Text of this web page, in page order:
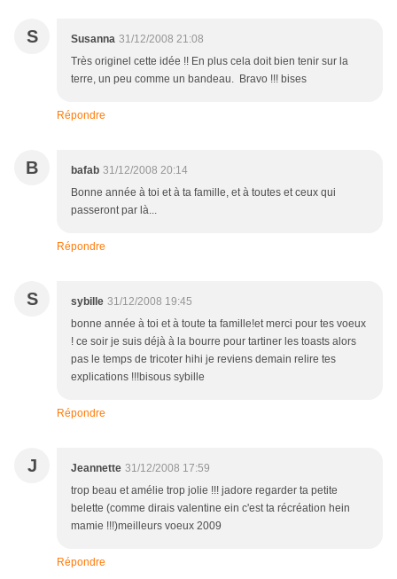
S Susanna 31/12/2008 21:08
Très originel cette idée !! En plus cela doit bien tenir sur la
terre, un peu comme un bandeau. Bravo !!! bises
Répondre
B bafab 31/12/2008 20:14
Bonne année à toi et à ta famille, et à toutes et ceux qui
passeront par là...
Répondre
S sybille 31/12/2008 19:45
bonne année à toi et à toute ta famille!et merci pour tes voeux
! ce soir je suis déjà à la bourre pour tartiner les toasts alors
pas le temps de tricoter hihi je reviens demain relire tes
explications !!!bisous sybille
Répondre
J Jeannette 31/12/2008 17:59
trop beau et amélie trop jolie !!! jadore regarder ta petite
belette (comme dirais valentine ein c'est ta récréation hein
mamie !!!)meilleurs voeux 2009
Répondre